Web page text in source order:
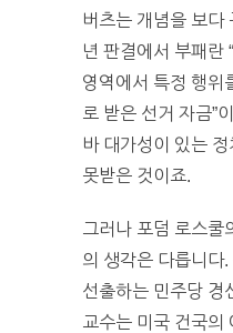
버츠는 개념을 보다
년 판결에서 부패란
영역에서 특정 행위
로 받은 선거 자금”
바 대가성이 있는
못받은 것이죠.
그러나 포덤 로스쿨
의 생각은 다릅니다
선출하는 민주당 경
교수는 미국 건국의